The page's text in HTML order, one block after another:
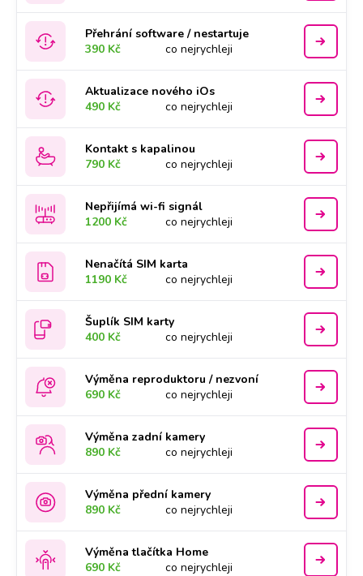
Přehrání software / nestartuje
390 Kč
co nejrychleji
Aktualizace nového iOs
490 Kč
co nejrychleji
Kontakt s kapalinou
790 Kč
co nejrychleji
Nepřijímá wi-fi signál
1200 Kč
co nejrychleji
Nenačítá SIM karta
1190 Kč
co nejrychleji
Šuplík SIM karty
400 Kč
co nejrychleji
Výměna reproduktoru / nezvoní
690 Kč
co nejrychleji
Výměna zadní kamery
890 Kč
co nejrychleji
Výměna přední kamery
890 Kč
co nejrychleji
Výměna tlačítka Home
690 Kč
co nejrychleji